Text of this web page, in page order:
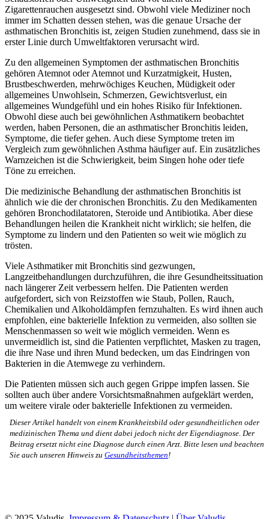
Zigarettenrauchen ausgesetzt sind. Obwohl viele Mediziner noch
immer im Schatten dessen stehen, was die genaue Ursache der
asthmatischen Bronchitis ist, zeigen Studien zunehmend, dass sie in
erster Linie durch Umweltfaktoren verursacht wird.
Zu den allgemeinen Symptomen der asthmatischen Bronchitis
gehören Atemnot oder Atemnot und Kurzatmigkeit, Husten,
Brustbeschwerden, mehrwöchiges Keuchen, Müdigkeit oder
allgemeines Unwohlsein, Schmerzen, Gewichtsverlust, ein
allgemeines Wundgefühl und ein hohes Risiko für Infektionen.
Obwohl diese auch bei gewöhnlichen Asthmatikern beobachtet
werden, haben Personen, die an asthmatischer Bronchitis leiden,
Symptome, die tiefer gehen. Auch diese Symptome treten im
Vergleich zum gewöhnlichen Asthma häufiger auf. Ein zusätzliches
Warnzeichen ist die Schwierigkeit, beim Singen hohe oder tiefe
Töne zu erreichen.
Die medizinische Behandlung der asthmatischen Bronchitis ist
ähnlich wie die der chronischen Bronchitis. Zu den Medikamenten
gehören Bronchodilatatoren, Steroide und Antibiotika. Aber diese
Behandlungen heilen die Krankheit nicht wirklich; sie helfen, die
Symptome zu lindern und den Patienten so weit wie möglich zu
trösten.
Viele Asthmatiker mit Bronchitis sind gezwungen,
Langzeitbehandlungen durchzuführen, die ihre Gesundheitssituation
nach längerer Zeit verbessern helfen. Die Patienten werden
aufgefordert, sich von Reizstoffen wie Staub, Pollen, Rauch,
Chemikalien und Alkoholdämpfen fernzuhalten. Es wird ihnen auch
empfohlen, eine bakterielle Infektion zu vermeiden, also sollten sie
Menschenmassen so weit wie möglich vermeiden. Wenn es
unvermeidlich ist, sind die Patienten verpflichtet, Masken zu tragen,
die ihre Nase und ihren Mund bedecken, um das Eindringen von
Bakterien in die Atemwege zu verhindern.
Die Patienten müssen sich auch gegen Grippe impfen lassen. Sie
sollten auch über andere Vorsichtsmaßnahmen aufgeklärt werden,
um weitere virale oder bakterielle Infektionen zu vermeiden.
Dieser Artikel handelt von einem Krankheitsbild oder gesundheitlichen oder
medizinischen Thema und dient dabei jedoch nicht der Eigendiagnose. Der
Beitrag ersetzt nicht eine Diagnose durch einen Arzt. Bitte lesen und beachten
Sie auch unseren Hinweis zu Gesundheitsthemen!